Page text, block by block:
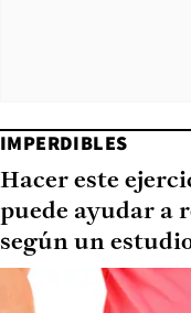
IMPERDIBLES
Hacer este
puede ayudar a
según un